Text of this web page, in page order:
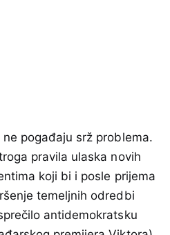
pogađaju srž problema.
pravila ulaska novih
koji bi i posle prijema
temeljnih odredbi
antidemokratsku